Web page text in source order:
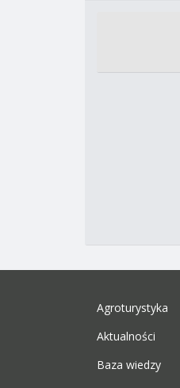
Agroturystyka
Aktualności
Baza wiedzy